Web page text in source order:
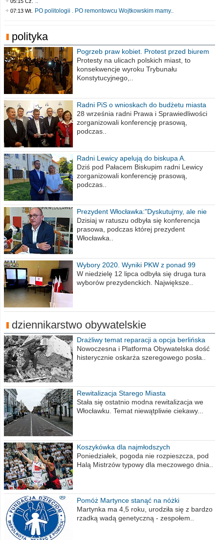
07:13 Wt. PO politologii . PO remontowcu Wojtkowskim mamy..
polityka
Pogrzeb praw kobiet. Protest przed biurem
poselskim PiS
Protesty na ulicach polskich miast, to
konsekwencje wyroku Trybunału
Konstytucyjnego,..
Radni PiS o wnioskach do budżetu miasta
na 2021 rok
28 września radni Prawa i Sprawiedliwości
zorganizowali konferencję prasową,
podczas..
Radni Lewicy apelują do biskupa A.
Wiesława Meringa
Dziś pod Pałacem Biskupim radni Lewicy
zorganizowali konferencję prasową,
podczas..
Prezydent Włocławka:"Dyskutujmy, ale nie
obrażajmy się”
Dzisiaj w ratuszu odbyła się konferencja
prasowa, podczas której prezydent
Włocławka..
Wybory 2020. Wyniki PKW z ponad 99
procent obwodów
W niedzielę 12 lipca odbyła się druga tura
wyborów prezydenckich. Największe..
dziennikarstwo obywatelskie
Drażliwy temat reparacji a opcja berlińska
Nowoczesna i Platforma Obywatelska dość
histerycznie oskarża szeregowego posła..
Rewitalizacja Starego Miasta
Stała się ostatnio modna rewitalizacja we
Włocławku. Temat niewątpliwie ciekawy...
Koszykówka dla najmłodszych
Poniedziałek, pogoda nie rozpieszcza, pod
Halą Mistrzów typowy dla meczowego dnia..
Pomóż Martynce stanąć na nóżki
Martynka ma 4,5 roku, urodziła się z bardzo
rzadką wadą genetyczną - zespołem..